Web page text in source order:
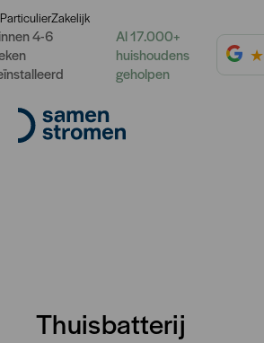
ParticulierZakelijk
4-6
Al 17.000+
huishoudens
geholpen
★
Thuisbatterij